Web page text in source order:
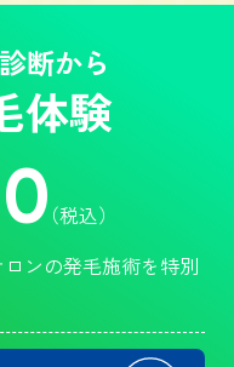
断から
体験
（税込）
ンの発毛施術を特別